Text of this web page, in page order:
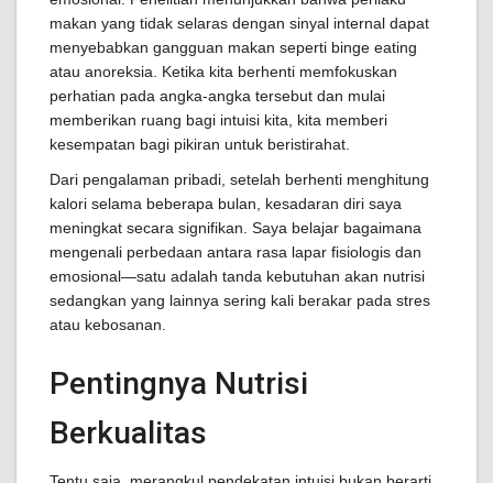
makan yang tidak selaras dengan sinyal internal dapat
menyebabkan gangguan makan seperti binge eating
atau anoreksia. Ketika kita berhenti memfokuskan
perhatian pada angka-angka tersebut dan mulai
memberikan ruang bagi intuisi kita, kita memberi
kesempatan bagi pikiran untuk beristirahat.
Dari pengalaman pribadi, setelah berhenti menghitung
kalori selama beberapa bulan, kesadaran diri saya
meningkat secara signifikan. Saya belajar bagaimana
mengenali perbedaan antara rasa lapar fisiologis dan
emosional—satu adalah tanda kebutuhan akan nutrisi
sedangkan yang lainnya sering kali berakar pada stres
atau kebosanan.
Pentingnya Nutrisi
Berkualitas